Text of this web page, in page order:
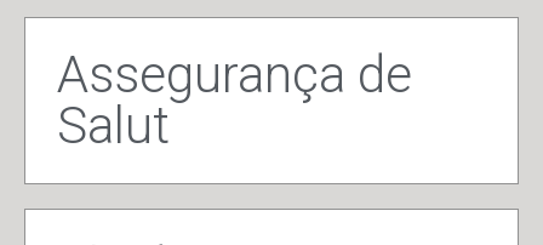
Assegurança de
Salut